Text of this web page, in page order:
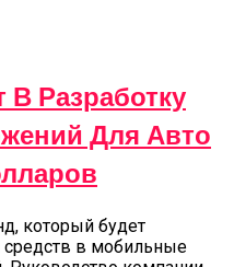
В Разработку
Для Авто
который будет
средств в мобильные